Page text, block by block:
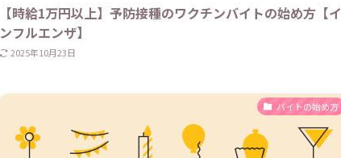
【時給1万円以上】予防接種のワクチンバイトの始め方【イ
ンフルエンザ】
2025年10月23日
バイトの始め方